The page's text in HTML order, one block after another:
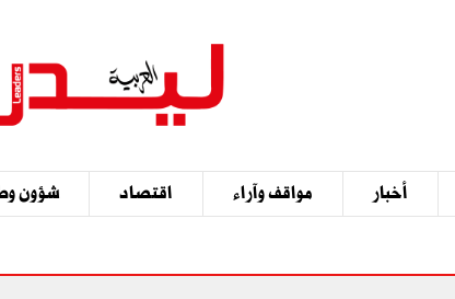
أخبار مواقف وآراء اقتصاد شؤون